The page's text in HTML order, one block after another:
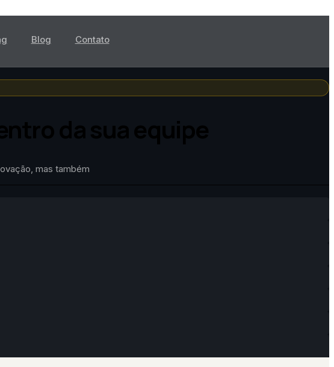
Blog
Contato
mas também